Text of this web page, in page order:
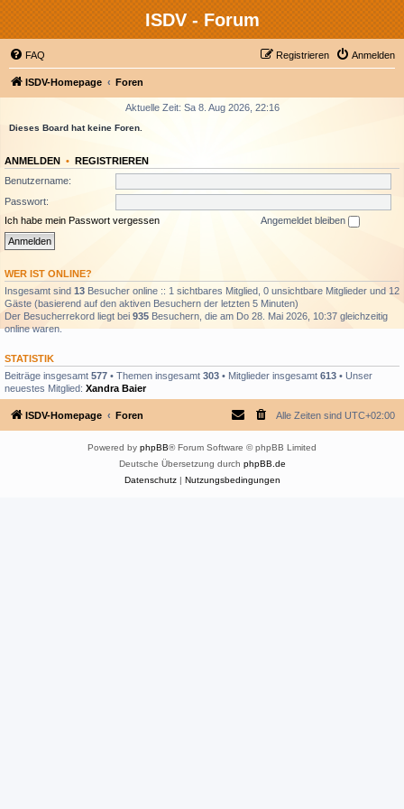
ISDV - Forum
FAQ Anmelden
Registrieren
ISDV-Homepage Foren
Aktuelle Zeit: Sa 8. Aug 2026, 22:16
Dieses Board hat keine Foren.
ANMELDEN • REGISTRIEREN
Benutzername:
Passwort:
Ich habe mein Passwort vergessen
Angemeldet bleiben
WER IST ONLINE?
Insgesamt sind 13 Besucher online :: 1 sichtbares Mitglied, 0 unsichtbare Mitglieder und 12
Gäste (basierend auf den aktiven Besuchern der letzten 5 Minuten)
Der Besucherrekord liegt bei 935 Besuchern, die am Do 28. Mai 2026, 10:37 gleichzeitig
online waren.
STATISTIK
Beiträge insgesamt 577 • Themen insgesamt 303 • Mitglieder insgesamt 613 • Unser
neuestes Mitglied: Xandra Baier
ISDV-Homepage Foren Alle Zeiten sind UTC+02:00
Powered by phpBB® Forum Software © phpBB Limited
Deutsche Übersetzung durch phpBB.de
Datenschutz| Nutzungsbedingungen